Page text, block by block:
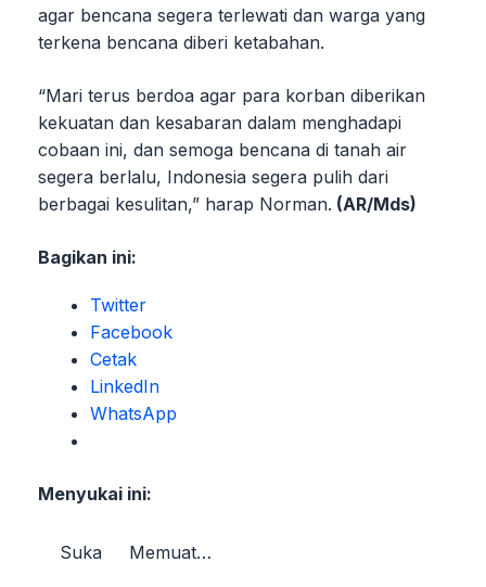
agar bencana segera terlewati dan warga yang
terkena bencana diberi ketabahan.
“Mari terus berdoa agar para korban diberikan
kekuatan dan kesabaran dalam menghadapi
cobaan ini, dan semoga bencana di tanah air
segera berlalu, Indonesia segera pulih dari
berbagai kesulitan,” harap Norman. (AR/Mds)
Bagikan ini:
Twitter
Facebook
Cetak
LinkedIn
WhatsApp
Menyukai ini:
Suka Memuat…